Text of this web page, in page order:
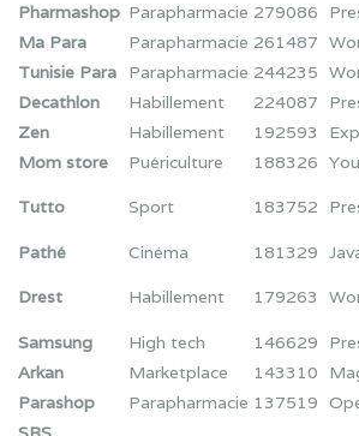
Pharmashop Parapharmacie 279086
Ma Para
Parapharmacie 261487
Tunisie Para
Parapharmacie 244235
Decathlon
Habillement 224087
Zen
Habillement 192593
Mom store
Puériculture 188326
Tutto Sport 183752
Pathé Cinéma 181329
Drest Habillement 179263
Samsung High tech 146629
Arkan
Marketplace 143310
Parashop
Parapharmacie 137519